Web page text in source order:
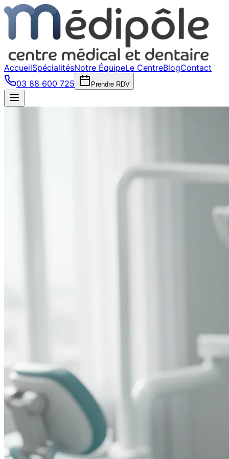
AccueilSpécialitésNotre ÉquipeLe CentreBlogContact
03 88 600 725
Prendre RDV